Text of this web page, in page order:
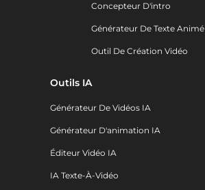
Concepteur D'intro
Générateur De Texte Animé
Outil De Création Vidéo
Outils IA
Générateur De Vidéos IA
Générateur D'animation IA
Éditeur Vidéo IA
IA Texte-À-Vidéo